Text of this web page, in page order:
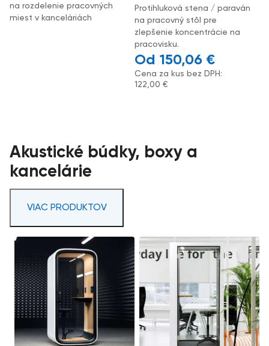
na rozdelenie pracovných
miest v kanceláriách
Protihluková stena / paraván
na pracovný stôl pre
zlepšenie koncentrácie na
pracovisku.
150,06 €
Cena za kus bez DPH:
122,00 €
Akustické búdky, boxy a
kancelárie
VIAC PRODUKTOV